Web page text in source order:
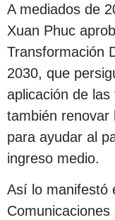
A mediados de
Xuan Phuc
Transformación
2030, que
aplicación de
también renovar
para ayudar al
ingreso medio.
Así lo manifestó